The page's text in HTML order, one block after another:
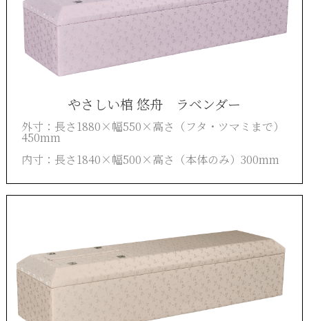
やさしい棺 悠舟 ラベンダー
外寸：長さ1880×幅550×高さ（フタ・ツマミまで）
450mm
内寸：長さ1840×幅500×高さ（本体のみ） 300mm